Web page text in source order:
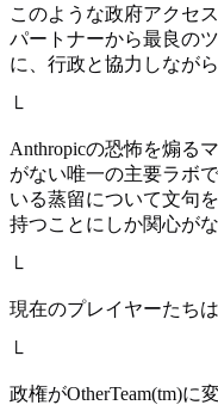
このような政府アクセ
パートナーから最良の
に、行政と協力しなが
└
Anthropicの恐怖を煽る
がない唯一の主要ラボ
いる蒸留について文句
持つことにしか関心が
└
現在のプレイヤーたち
└
政権がOtherTeam(tm)